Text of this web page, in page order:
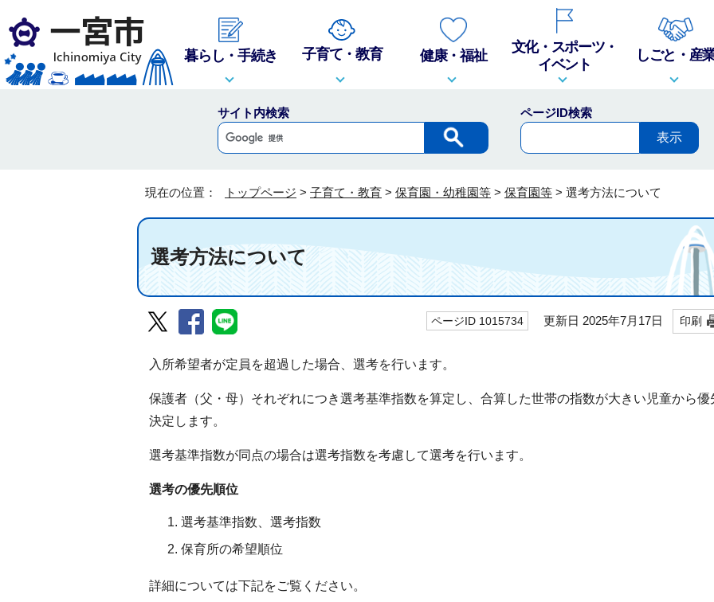
暮らし・手続き 子育て・教育 健康・福祉
文化・スポーツ・
イベント
しごと・産
サイト内検索
ページID検索
現在の位置： トップページ > 子育て・教育 > 保育園・幼稚園等 > 保育園等 > 選考方法について
選考方法について
ページID 1015734 更新日 2025年7月17日 印刷
入所希望者が定員を超過した場合、選考を行います。
保護者（父・母）それぞれにつき選考基準指数を算定し、合算した世帯の指数が大きい児童から優
決定します。
選考基準指数が同点の場合は選考指数を考慮して選考を行います。
選考の優先順位
選考基準指数、選考指数
保育所の希望順位
詳細については下記をご覧ください。